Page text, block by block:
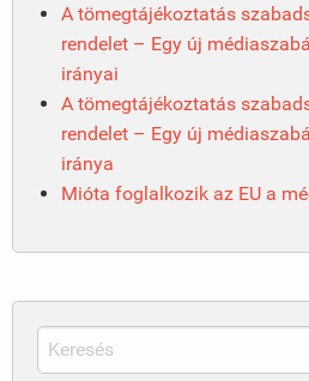
A tömegtájékoztatás
rendelet – Egy új
irányai
A tömegtájékoztatás
rendelet – Egy új
iránya
Mióta foglalkozik az EU a